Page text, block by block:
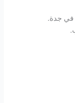
في جدة.